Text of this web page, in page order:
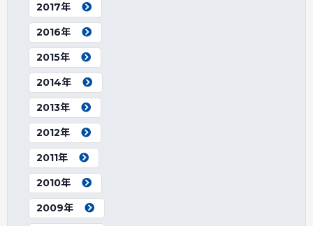
2017年
2016年
2015年
2014年
2013年
2012年
2011年
2010年
2009年